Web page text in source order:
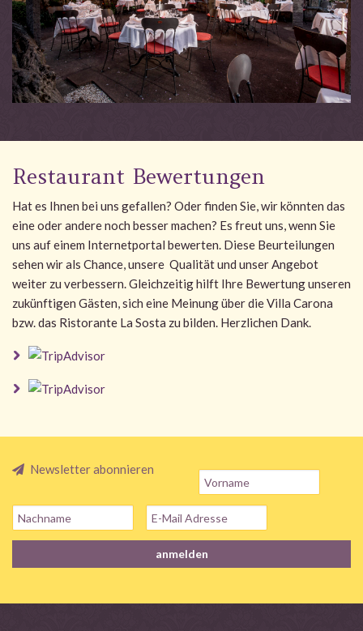
Restaurant Bewertungen
Hat es Ihnen bei uns gefallen? Oder finden Sie, wir könnten das
eine oder andere noch besser machen? Es freut uns, wenn Sie
uns auf einem Internetportal bewerten. Diese Beurteilungen
sehen wir als Chance, unsere Qualität und unser Angebot
weiter zu verbessern. Gleichzeitig hilft Ihre Bewertung unseren
zukünftigen Gästen, sich eine Meinung über die Villa Carona
bzw. das Ristorante La Sosta zu bilden. Herzlichen Dank.
Newsletter abonnieren